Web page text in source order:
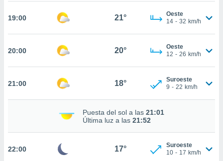
o
19:00 21°
Oeste
14 - 32 km/h
20:00 20°
Oeste
12 - 26 km/h
21:00 18°
Suroeste
9 - 22 km/h
Puesta del sol a las 21:01
Última luz a las 21:52
22:00 17°
Suroeste
10 - 17 km/h